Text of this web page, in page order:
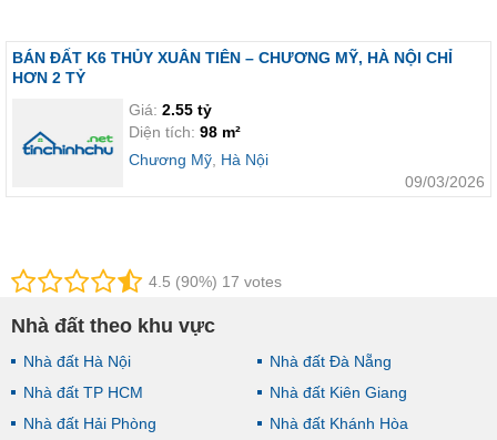
BÁN ĐẤT K6 THỦY XUÂN TIÊN – CHƯƠNG MỸ, HÀ NỘI CHỈ
HƠN 2 TỶ
Giá: 2.55 tỷ
Diện tích: 98 m²
Chương Mỹ Hà Nội
09/03/2026
4.5 (90%) 17 votes
Nhà đất theo khu vực
Nhà đất Hà Nội
Nhà đất TP HCM
Nhà đất Hải Phòng
Nhà đất Đà Nẵng
Nhà đất Kiên Giang
Nhà đất Khánh Hòa